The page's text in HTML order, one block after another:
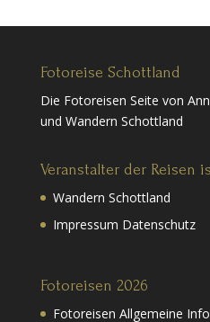
Fotoreise Schottland
Die Fotoreisen Seite von
und Wandern Schottland
Veranstalter der Reisen
Wandern Schottland
Impressum Datenschutz
Fotoreisen 2026
Fotoreisen Allgemeine